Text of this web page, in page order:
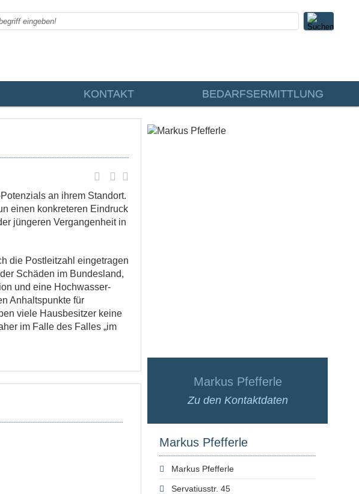
KONTAKT BEDARFSERMITTLUNG
Markus Pfefferle
Zu den Kontaktdaten
Markus Pfefferle
Markus Pfefferle
Servatiusstr. 45
an ihrem Standort.
einen konkreteren Eindruck
jüngeren Vergangenheit in
die Postleitzahl eingetragen
Schäden im Bundesland,
und eine Hochwasser-
Anhaltspunkte für
viele Hausbesitzer keine
im Falle des Falles „im